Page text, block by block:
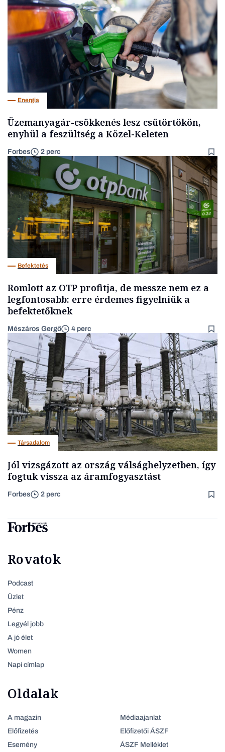
Energia
Üzemanyagár-csökkenés lesz csütörtökön,
enyhül a feszültség a Közel-Keleten
Forbes 2 perc
Befektetés
Romlott az OTP profitja, de messze nem ez a
legfontosabb: erre érdemes figyelniük a
befektetőknek
Mészáros Gergő 4 perc
Társadalom
Jól vizsgázott az ország válsághelyzetben, így
fogtuk vissza az áramfogyasztást
Forbes 2 perc
Rovatok
Podcast
Üzlet
Pénz
Legyél jobb
A jó élet
Women
Napi címlap
Oldalak
A magazin
Előfizetés
Esemény
Médiaajanlat
Előfizetői ÁSZF
ÁSZF Melléklet